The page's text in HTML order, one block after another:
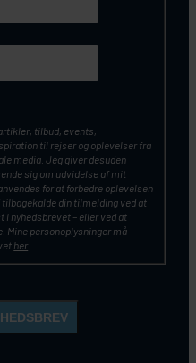
tilbud, events,
til rejser og oplevelser fra
media. Jeg giver desuden
sig om udvidelse af mit
for at forbedre oplevelsen
din tilmelding ved at
i nyhedsbrevet – eller ved at
Mine personoplysninger må
her